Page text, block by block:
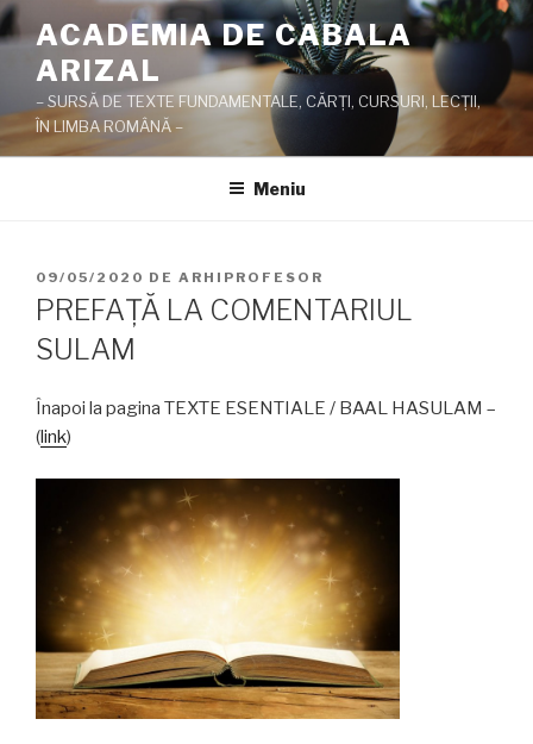
Sari
la
conținut
ACADEMIA DE CABALA
ARIZAL
– SURSĂ DE TEXTE FUNDAMENTALE, CĂRŢI, CURSURI, LECŢII,
ÎN LIMBA ROMÂNĂ –
Meniu
PUBLICAT
PE
09/05/2020 DE ARHIPROFESOR
PREFAŢĂ LA COMENTARIUL
SULAM
Înapoi la pagina TEXTE ESENTIALE / BAAL HASULAM –
(link)